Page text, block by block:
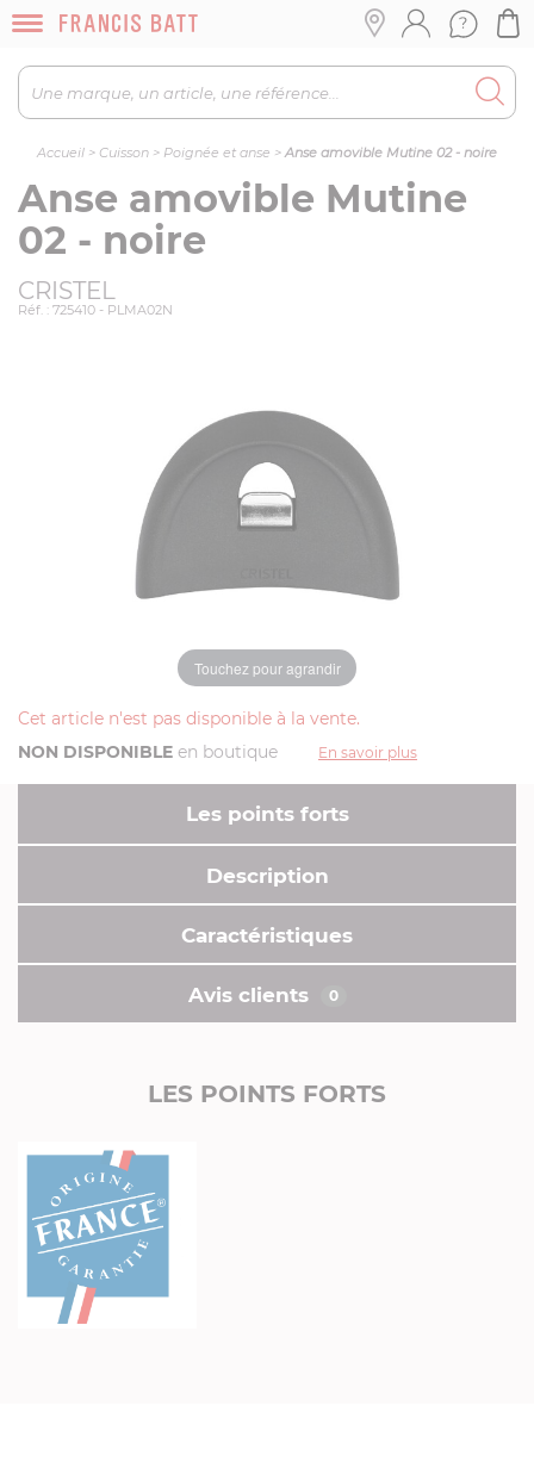
Accueil > Cuisson > Poignée et anse >Anse amovible Mutine 02 - noire
Anse amovible Mutine
02 - noire
CRISTEL
Réf. : 725410 - PLMA02N
Touchez pour agrandir
Cet article n'est pas disponible à la vente.
NON DISPONIBLE en boutique En savoir plus
Les points forts
Description
Caractéristiques
Avis clients 0
LES POINTS FORTS